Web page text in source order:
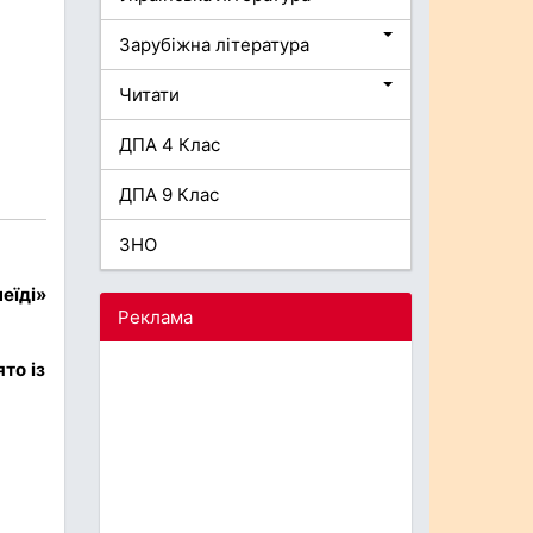
із
Зарубіжна література
Читати
ДПА 4 Клас
ДПА 9 Клас
ЗНО
Реклама